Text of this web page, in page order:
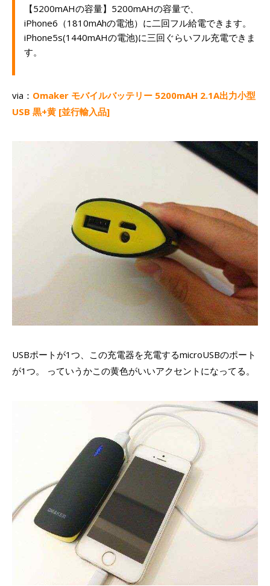
【5200mAHの容量】5200mAHの容量で、
iPhone6（1810mAhの電池）に二回フル給電できます。
iPhone5s(1440mAHの電池)に三回ぐらいフル充電できま
す。
via： Omaker モバイルバッテリー 5200mAH 2.1A出力小型
USB 黒+黄 [並行輸入品]
USBポートが1つ、この充電器を充電するmicroUSBのポート
が1つ。 っていうかこの黄色がいいアクセントになってる。